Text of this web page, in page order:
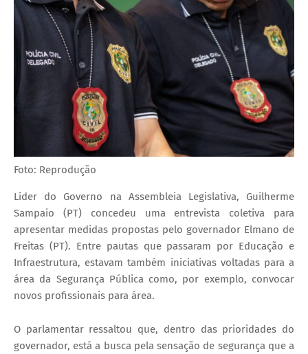
Foto: Reprodução
Líder do Governo na Assembleia Legislativa, Guilherme
Sampaio (PT) concedeu uma entrevista coletiva para
apresentar medidas propostas pelo governador Elmano de
Freitas (PT). Entre pautas que passaram por Educação e
Infraestrutura, estavam também iniciativas voltadas para a
área da Segurança Pública como, por exemplo, convocar
novos profissionais para área.
O parlamentar ressaltou que, dentro das prioridades do
governador, está a busca pela sensação de segurança que a